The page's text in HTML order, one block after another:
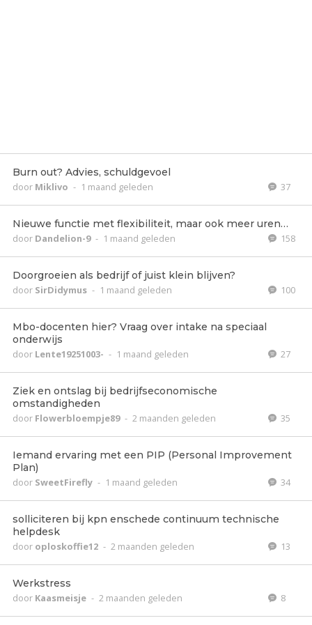
Burn out? Advies, schuldgevoel
door Miklivo - 1 maand geleden 37
Nieuwe functie met flexibiliteit, maar ook meer uren…
door Dandelion-9 - 1 maand geleden 158
Doorgroeien als bedrijf of juist klein blijven?
door SirDidymus - 1 maand geleden 100
Mbo-docenten hier? Vraag over intake na speciaal
onderwijs
door Lente19251003- - 1 maand geleden 27
Ziek en ontslag bij bedrijfseconomische
omstandigheden
door Flowerbloempje89 - 2 maanden geleden 35
Iemand ervaring met een PIP (Personal Improvement
Plan)
door SweetFirefly - 1 maand geleden 34
solliciteren bij kpn enschede continuum technische
helpdesk
door oploskoffie12 - 2 maanden geleden 13
Werkstress
door Kaasmeisje - 2 maanden geleden 8